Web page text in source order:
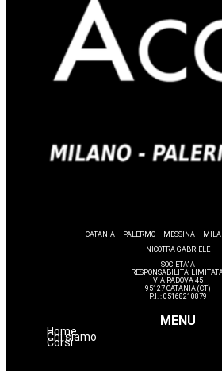
CATANIA – PALERMO – MESSINA –
NICOTRA GABRIELE
SOCIETA’ A
RESPONSABILITA’
VIA PADOVA 45
95127 CATANIA (CT)
P.I. : 05168210879
MENU
Home
Chi siamo
Corsi